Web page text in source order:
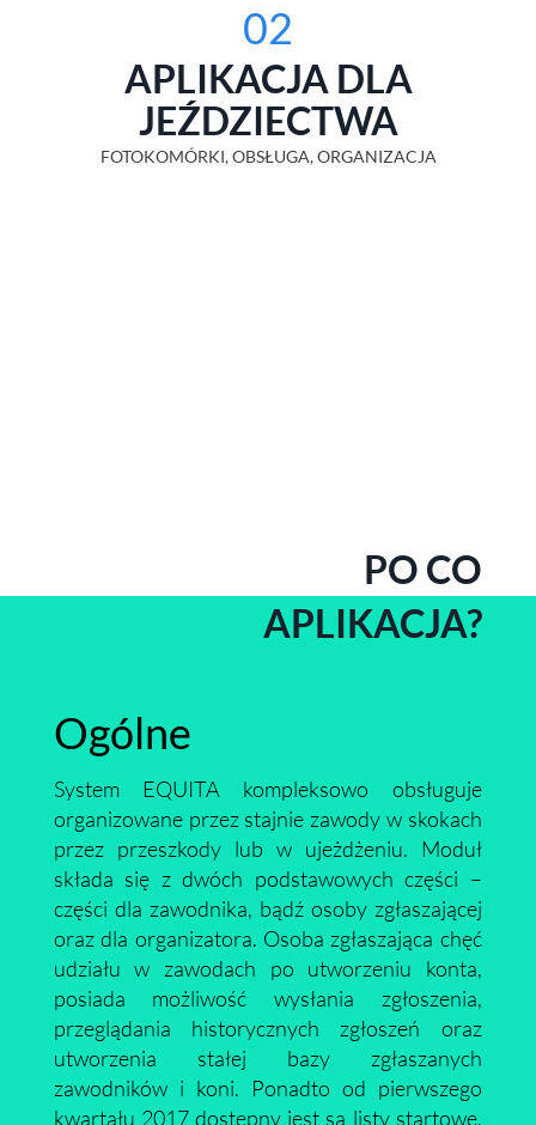
02
APLIKACJA DLA
JEŹDZIECTWA
FOTOKOMÓRKI, OBSŁUGA, ORGANIZACJA
PO CO
APLIKACJA?
Ogólne
System EQUITA kompleksowo obsługuje
organizowane przez stajnie zawody w skokach
przez przeszkody lub w ujeżdżeniu. Moduł
składa się z dwóch podstawowych części –
części dla zawodnika, bądź osoby zgłaszającej
oraz dla organizatora. Osoba zgłaszająca chęć
udziału w zawodach po utworzeniu konta,
posiada możliwość wysłania zgłoszenia,
przeglądania historycznych zgłoszeń oraz
utworzenia stałej bazy zgłaszanych
zawodników i koni. Ponadto od pierwszego
kwartału 2017 dostępny jest są listy startowe,